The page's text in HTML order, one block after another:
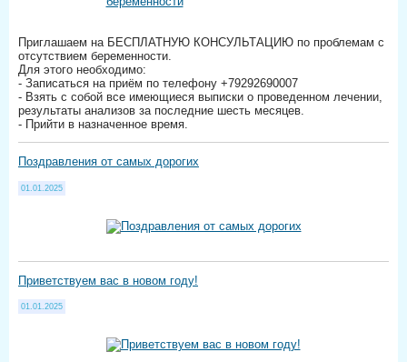
Приглашаем на БЕСПЛАТНУЮ КОНСУЛЬТАЦИЮ по проблемам с
отсутствием беременности.
Для этого необходимо:
- Записаться на приём по телефону +79292690007
- Взять с собой все имеющиеся выписки о проведенном лечении,
результаты анализов за последние шесть месяцев.
- Прийти в назначенное время.
Поздравления от самых дорогих
01.01.2025
Приветствуем вас в новом году!
01.01.2025